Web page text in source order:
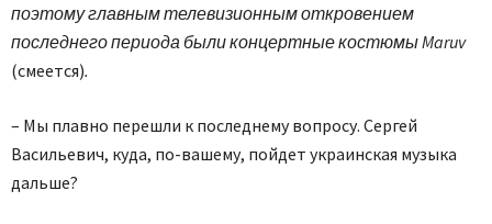
поэтому главным телевизионным откровением
последнего периода были концертные костюмы Maruv
(смеется).
– Мы плавно перешли к последнему вопросу. Сергей
Васильевич, куда, по-вашему, пойдет украинская музыка
дальше?